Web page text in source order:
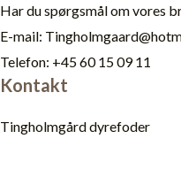
Har du spørgsmål om vores
E-mail:
Telefon: +45 60 15 09 11
Kontakt
Tingholmgård dyrefoder